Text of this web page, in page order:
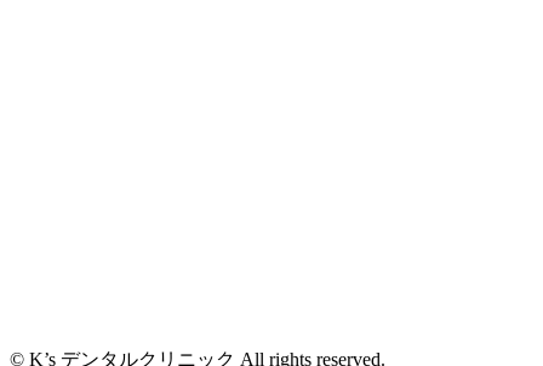
© K’s デンタルクリニック All rights reserved.